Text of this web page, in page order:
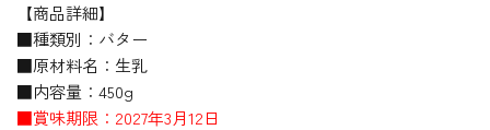
【商品詳細】
■種類別：バター
■原材料名：生乳
■内容量：450g
■賞味期限：2027年3月12日